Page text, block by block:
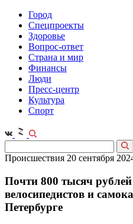
Город
Спецпроекты
Здоровье
Вопрос-ответ
Страна и мир
Финансы
Люди
Пресс-центр
Культура
Спорт
Происшествия 20 сентября
Почти 800 тысяч
велосипедистов и
Петербурге